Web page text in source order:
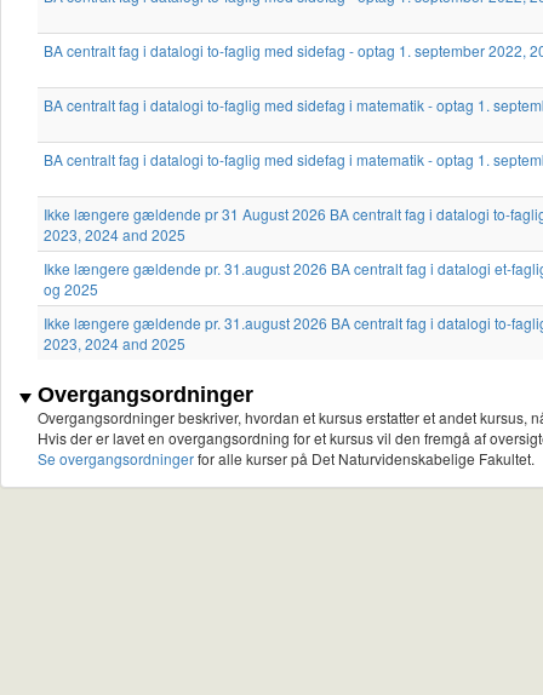
BA centralt fag i datalogi to-faglig med sidefag - optag 1. september 2022,
BA centralt fag i datalogi to-faglig med sidefag i matematik - optag 1.
BA centralt fag i datalogi to-faglig med sidefag i matematik - optag 1.
Ikke længere gældende pr 31 August 2026 BA centralt fag i datalogi to-
2023, 2024 and 2025
Ikke længere gældende pr. 31.august 2026 BA centralt fag i datalogi et-
og 2025
Ikke længere gældende pr. 31.august 2026 BA centralt fag i datalogi to-
2023, 2024 and 2025
Overgangsordninger
Overgangsordninger beskriver, hvordan et kursus erstatter et andet kursus,
Hvis der er lavet en overgangsordning for et kursus vil den fremgå af
Se overgangsordningerfor alle kurser på Det Naturvidenskabelige Fakultet.